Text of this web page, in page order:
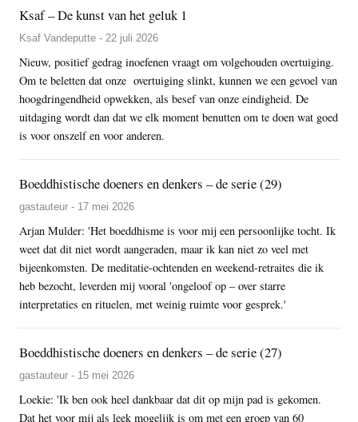
Ksaf – De kunst van het geluk 1
Ksaf Vandeputte - 22 juli 2026
Nieuw, positief gedrag inoefenen vraagt om volgehouden overtuiging.
Om te beletten dat onze overtuiging slinkt, kunnen we een gevoel van
hoogdringendheid opwekken, als besef van onze eindigheid. De
uitdaging wordt dan dat we elk moment benutten om te doen wat goed
is voor onszelf en voor anderen.
Boeddhistische doeners en denkers – de serie (29)
gastauteur - 17 mei 2026
Arjan Mulder: 'Het boeddhisme is voor mij een persoonlijke tocht. Ik
weet dat dit niet wordt aangeraden, maar ik kan niet zo veel met
bijeenkomsten. De meditatie-ochtenden en weekend-retraites die ik
heb bezocht, leverden mij vooral 'ongeloof op – over starre
interpretaties en rituelen, met weinig ruimte voor gesprek.'
Boeddhistische doeners en denkers – de serie (27)
gastauteur - 15 mei 2026
Loekie: 'Ik ben ook heel dankbaar dat dit op mijn pad is gekomen.
Dat het voor mij als leek mogelijk is om met een groep van 60